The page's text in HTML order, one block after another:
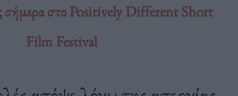
σήμερα στο Positively Different Short
Film Festival